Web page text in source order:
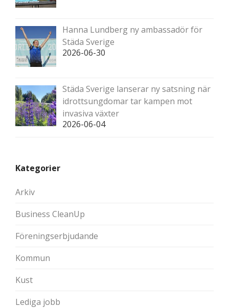
Hanna Lundberg ny ambassadör för
Städa Sverige
2026-06-30
Städa Sverige lanserar ny satsning när
idrottsungdomar tar kampen mot
invasiva växter
2026-06-04
Kategorier
Arkiv
Business CleanUp
Föreningserbjudande
Kommun
Kust
Lediga jobb